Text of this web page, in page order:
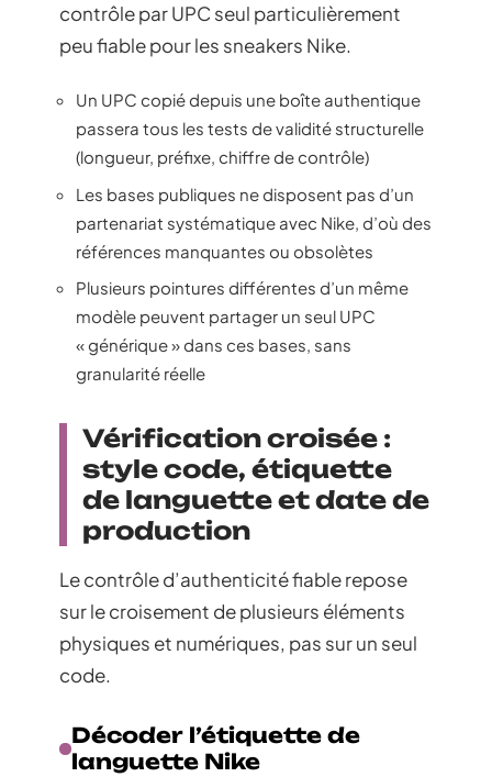
contrôle par UPC seul particulièrement
peu fiable pour les sneakers Nike.
Un UPC copié depuis une boîte authentique
passera tous les tests de validité structurelle
(longueur, préfixe, chiffre de contrôle)
Les bases publiques ne disposent pas d’un
partenariat systématique avec Nike, d’où des
références manquantes ou obsolètes
Plusieurs pointures différentes d’un même
modèle peuvent partager un seul UPC
« générique » dans ces bases, sans
granularité réelle
Vérification croisée :
style code, étiquette
de languette et date de
production
Le contrôle d’authenticité fiable repose
sur le croisement de plusieurs éléments
physiques et numériques, pas sur un seul
code.
Décoder l’étiquette de
languette Nike